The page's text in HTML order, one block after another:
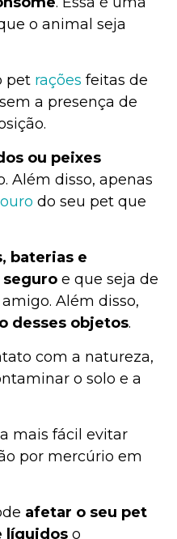
o animal seja
pet rações feitas de
a presença de
ou peixes
Além disso, apenas
do seu pet que
baterias e
seguro e que seja de
Além disso,
desses objetos.
com a natureza,
o solo e a
mais fácil evitar
por mercúrio em
afetar o seu pet
líquidos o